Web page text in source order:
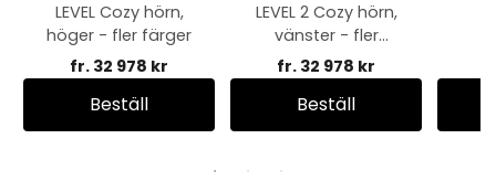
LEVEL Cozy hörn,
höger - fler färger
fr. 32 978 kr
Beställ
LEVEL 2 Cozy hörn,
vänster - fler
utföranden
fr. 32 978 kr
Beställ